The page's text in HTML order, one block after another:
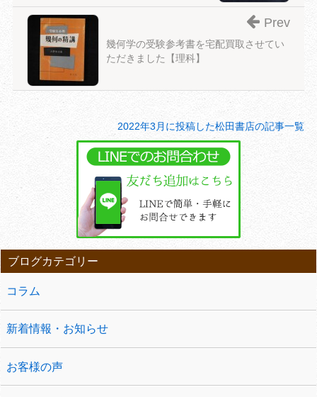
幾何学の受験参考書を宅配買取させてい
ただきました【理科】
Prev
2022年3月に投稿した松田書店の記事一覧
ブログカテゴリー
コラム
新着情報・お知らせ
お客様の声